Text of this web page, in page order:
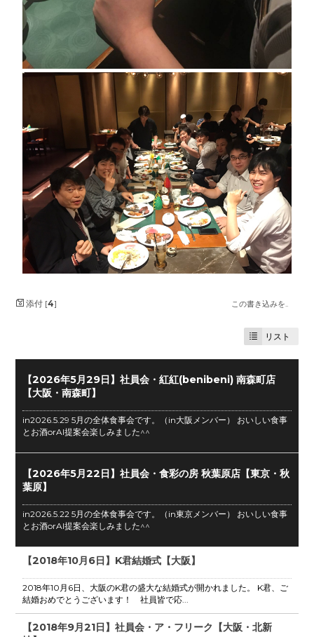
添付 [4] この書き込みを..
リスト
【2026年5月29日】社員会・紅紅(benibeni) 南森町店
【大阪・南森町】
in2026.5.29 5月の全体食事会です。（in大阪メンバー） おいしい食事
とお酒orAI提案会楽しみました^^
【2026年5月22日】社員会・食彩の房 秋葉原店【東京・秋
葉原】
in2026.5.22 5月の全体食事会です。（in東京メンバー） おいしい食事
とお酒orAI提案会楽しみました^^
【2018年10月6日】K君結婚式【大阪】
2018年10月6日、大阪のK君の盛大な結婚式が開かれました。 K君、ご
結婚おめでとうございます！ 社員皆で応...
【2018年9月21日】社員会・ア・フリーク【大阪・北新